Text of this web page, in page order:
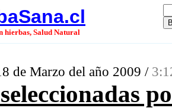
hierbas, Salud Natural
de Marzo del año 2009 /